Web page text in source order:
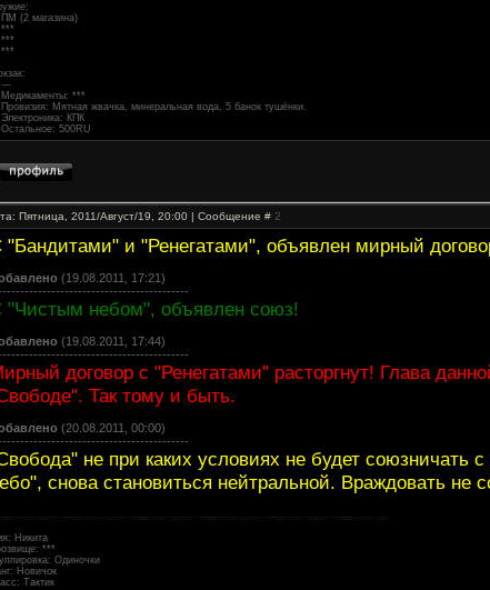
ПМ (2 магазина)
***
Мятная жвачка, минеральная вода, 5 банок тушёнки.
КПК
500RU
Пятница, 2011/Август/19, 20:00 | Сообщение # 2
"Бандитами" и "Ренегатами", объявлен мирный
(19.08.2011, 17:21)
"Чистым небом", объявлен союз!
(19.08.2011, 17:44)
договор с "Ренегатами" расторгнут! Глава
Так тому и быть.
(20.08.2011, 00:00)
не при каких условиях не будет союзничать
снова становиться нейтральной. Враждовать не
Никита
***
Одиночки
Новичок
Тактик